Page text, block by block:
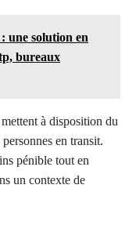
une solution en
bureaux
à disposition du
en transit.
pénible tout en
un contexte de